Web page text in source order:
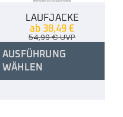
LAUFJACKE
ab 38,49 €
54,99€UVP
AUSFÜHRUNG
WÄHLEN